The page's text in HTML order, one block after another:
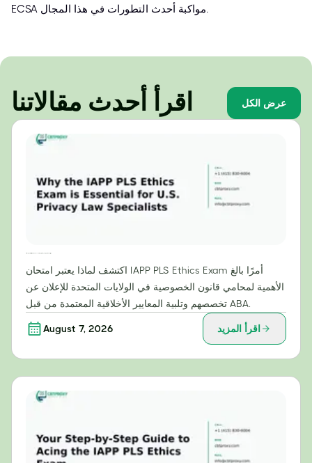
ECSA مواكبة أحدث التطورات في هذا المجال.
اقرأ أحدث مقالاتنا عرض الكل
اكتشف لماذا يعتبر امتحان IAPP PLS Ethics Exam أمرًا بالغ
الأهمية لمحامي قانون الخصوصية في الولايات المتحدة للإعلان عن
تخصصهم وتلبية المعايير الأخلاقية المعتمدة من قبل ABA.
August 7, 2026 اقرأ المزيد